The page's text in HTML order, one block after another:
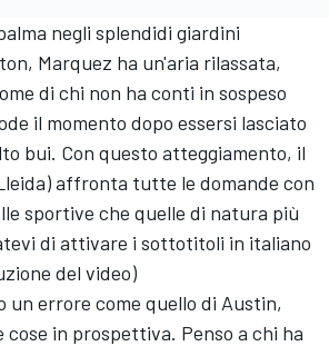
negli splendidi giardini
Marquez ha un'aria rilassata,
di chi non ha conti in sospeso
il momento dopo essersi lasciato
bui. Con questo atteggiamento, il
affronta tutte le domande con
sportive che quelle di natura più
di attivare i sottotitoli in italiano
del video)
un errore come quello di Austin,
in prospettiva. Penso a chi ha